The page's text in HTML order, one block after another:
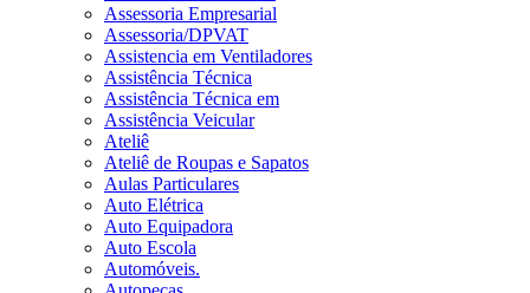
Assessoria Empresarial
Assessoria/DPVAT
Assistencia em Ventiladores
Assistência Técnica
Assistência Técnica em
Assistência Veicular
Ateliê
Ateliê de Roupas e Sapatos
Aulas Particulares
Auto Elétrica
Auto Equipadora
Auto Escola
Automóveis.